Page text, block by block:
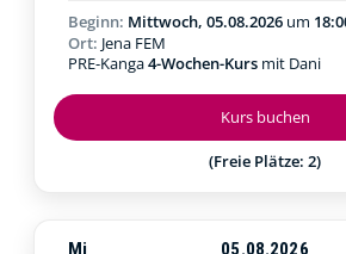
Kurs buchen
(Freie Plätze: 2)
Beginn: Mittwoch, 05.08.2026 um
Ort: Jena FEM
PRE-Kanga4-Wochen-Kurs mit Dani
Mi 05.08.2026